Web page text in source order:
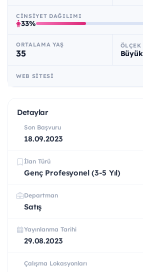
CINSIYET DAĞILIMI
33%
ORTALAMA YAŞ
35
ÖLÇEK
WEB SITESI
Detaylar
Son Başvuru
18.09.2023
İlan Türü
Genç Profesyonel (3-5 Yıl)
Departman
Satış
Yayınlanma Tarihi
29.08.2023
Çalışma Lokasyonları